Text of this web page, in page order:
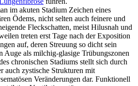
im akuten Stadium Zeichen eines
Ödems, nicht selten auch feinere und
Fleckschatten, meist Hilusnah und
treten erst Tage nach der Exposition
auf, deren Streuung so dicht sein
Auge als milchig-glasige Trübungszonen
chronischen Stadiums stellt sich durch
auch zystische Strukturen mit
Veränderungen dar. Funktionell